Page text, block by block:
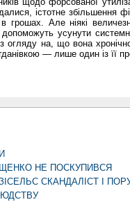
істотне збільшення
грошах. Але ніякі
усунути
огляду на, що вона
— лише один із її
НЕ ПОСКУПИВСЯ
СКАНДАЛІСТ І